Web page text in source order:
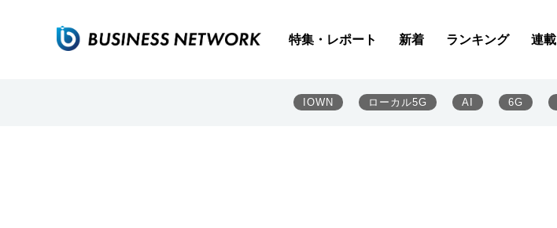
特集・レポート 新着 ランキング 連載
IOWN ローカル5G AI 6G